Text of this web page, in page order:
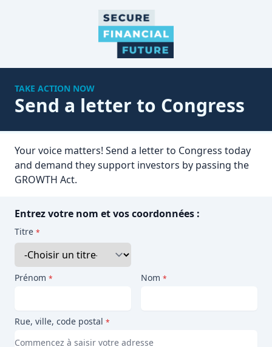
TAKE ACTION NOW
Send a letter to Congress
Your voice matters! Send a letter to Congress today
and demand they support investors by passing the
GROWTH Act.
Entrez votre nom et vos coordonnées :
Titre *
Prénom * Nom *
Rue, ville, code postal *